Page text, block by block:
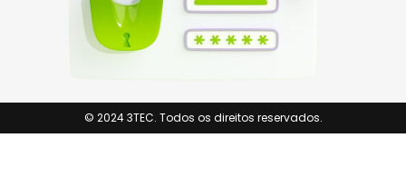
© 2024 3TEC. Todos os direitos reservados.